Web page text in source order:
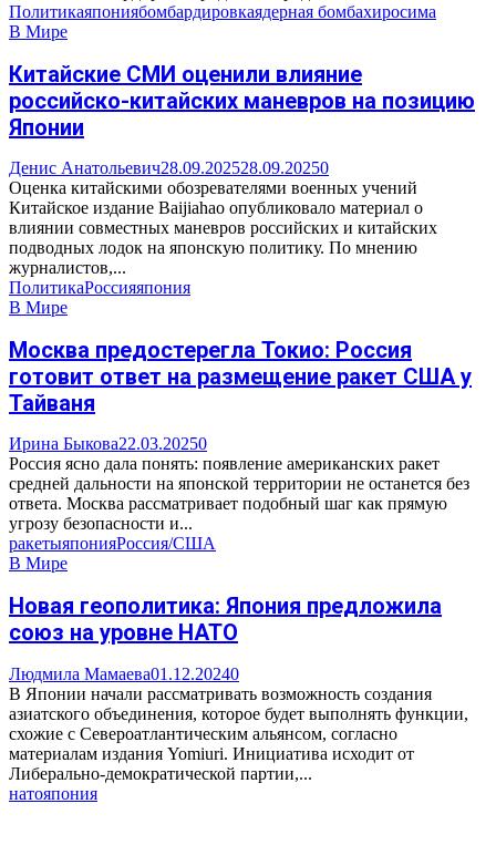
Политикаяпониябомбардировкаядерная бомбахиросима
В Мире
Китайские СМИ оценили влияние
российско-китайских маневров на позицию
Японии
Денис Анатольевич28.09.202528.09.20250
Оценка китайскими обозревателями военных учений
Китайское издание Baijiahao опубликовало материал о
влиянии совместных маневров российских и китайских
подводных лодок на японскую политику. По мнению
журналистов,...
ПолитикаРоссияяпония
В Мире
Москва предостерегла Токио: Россия
готовит ответ на размещение ракет США у
Тайваня
Ирина Быкова22.03.20250
Россия ясно дала понять: появление американских ракет
средней дальности на японской территории не останется без
ответа. Москва рассматривает подобный шаг как прямую
угрозу безопасности и...
ракетыяпонияРоссия/США
В Мире
Новая геополитика: Япония предложила
союз на уровне НАТО
Людмила Мамаева01.12.20240
В Японии начали рассматривать возможность создания
азиатского объединения, которое будет выполнять функции,
схожие с Североатлантическим альянсом, согласно
материалам издания Yomiuri. Инициатива исходит от
Либерально-демократической партии,...
натояпония